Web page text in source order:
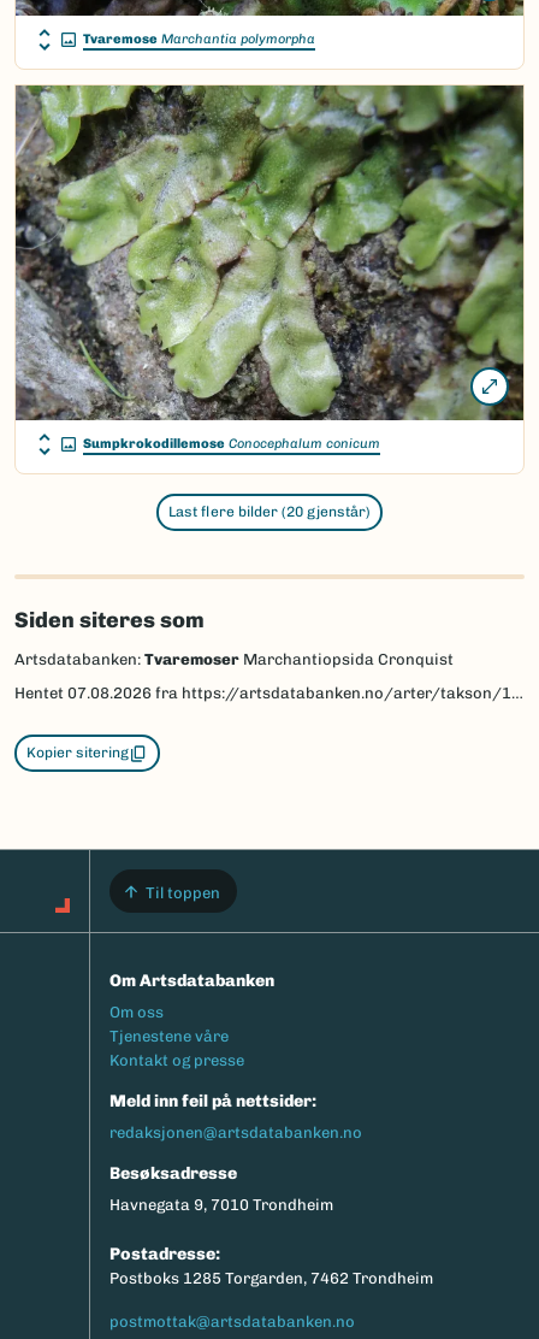
Tvaremose Marchantia polymorpha
Sumpkrokodillemose Conocephalum conicum
Last flere bilder (20 gjenstår)
Siden siteres som
Artsdatabanken: Tvaremoser Marchantiopsida Cronquist
Hentet 07.08.2026 fra https://artsdatabanken.no/arter/takson/1270
Kopier sitering
Til toppen
Om Artsdatabanken
Footermeny
Om oss
Tjenestene våre
Kontakt og presse
Meld inn feil på nettsider:
redaksjonen@artsdatabanken.no
Besøksadresse
Havnegata 9, 7010 Trondheim
Postadresse:
Postboks 1285 Torgarden, 7462 Trondheim
postmottak@artsdatabanken.no